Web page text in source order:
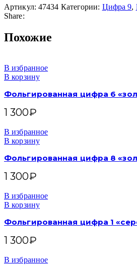
Артикул: 47434 Категории: Цифра 9,
Share:
Похожие
В избранное
В корзину
Фольгированная цифра 6
1 300₽
В избранное
В корзину
Фольгированная цифра 8
1 300₽
В избранное
В корзину
Фольгированная цифра 1
1 300₽
В избранное